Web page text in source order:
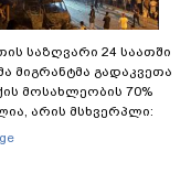
საზღვარი 24 საათში
მიგრანტმა გადაკვეთა
მოსახლეობის 70%
არის მსხვერპლი:
სეუტადან,